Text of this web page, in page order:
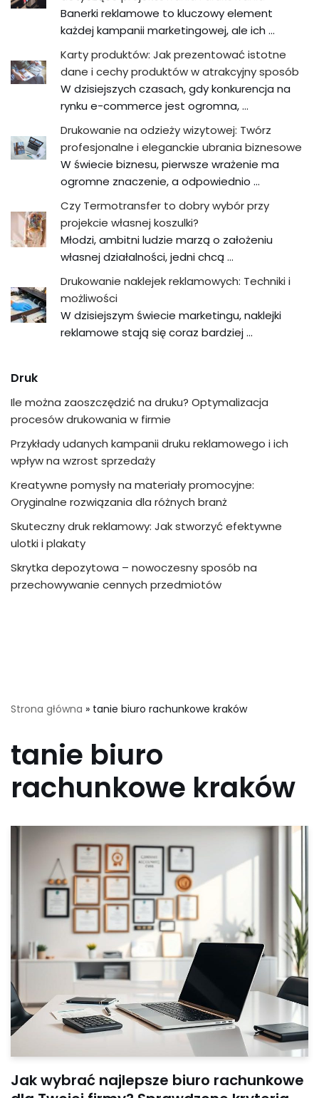
Banerki reklamowe to kluczowy element
każdej kampanii marketingowej, ale ich …
Karty produktów: Jak prezentować istotne
dane i cechy produktów w atrakcyjny sposób
W dzisiejszych czasach, gdy konkurencja na
rynku e-commerce jest ogromna, …
Drukowanie na odzieży wizytowej: Twórz
profesjonalne i eleganckie ubrania biznesowe
W świecie biznesu, pierwsze wrażenie ma
ogromne znaczenie, a odpowiednio …
Czy Termotransfer to dobry wybór przy
projekcie własnej koszulki?
Młodzi, ambitni ludzie marzą o założeniu
własnej działalności, jedni chcą …
Drukowanie naklejek reklamowych: Techniki i
możliwości
W dzisiejszym świecie marketingu, naklejki
reklamowe stają się coraz bardziej …
Druk
Ile można zaoszczędzić na druku? Optymalizacja
procesów drukowania w firmie
Przykłady udanych kampanii druku reklamowego i ich
wpływ na wzrost sprzedaży
Kreatywne pomysły na materiały promocyjne:
Oryginalne rozwiązania dla różnych branż
Skuteczny druk reklamowy: Jak stworzyć efektywne
ulotki i plakaty
Skrytka depozytowa – nowoczesny sposób na
przechowywanie cennych przedmiotów
Strona główna » tanie biuro rachunkowe kraków
tanie biuro
rachunkowe kraków
Jak wybrać najlepsze biuro rachunkowe